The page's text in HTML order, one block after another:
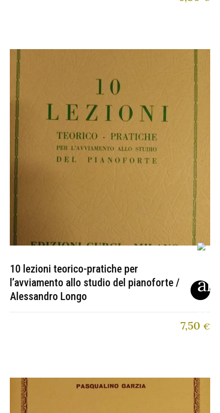
10 lezioni teorico-pratiche per
l’avviamento allo studio del pianoforte /
Alessandro Longo
7,50 €